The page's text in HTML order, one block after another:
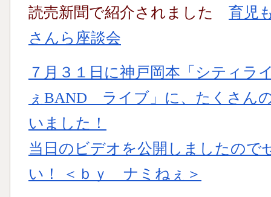
読売新聞で紹介されました
育児
さんら座談会
７月３１日に神戸岡本「シティラ
ぇBAND ライブ」に、たくさん
いました！
当日のビデオを公開しましたので
い！ ＜ｂｙ ナミねぇ＞